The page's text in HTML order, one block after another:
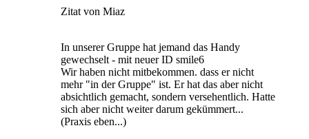
Zitat von Miaz
In unserer Gruppe hat jemand das Handy
gewechselt - mit neuer ID smile6
Wir haben nicht mitbekommen. dass er nicht
mehr "in der Gruppe" ist. Er hat das aber nicht
absichtlich gemacht, sondern versehentlich. Hatte
sich aber nicht weiter darum gekümmert...
(Praxis eben...)